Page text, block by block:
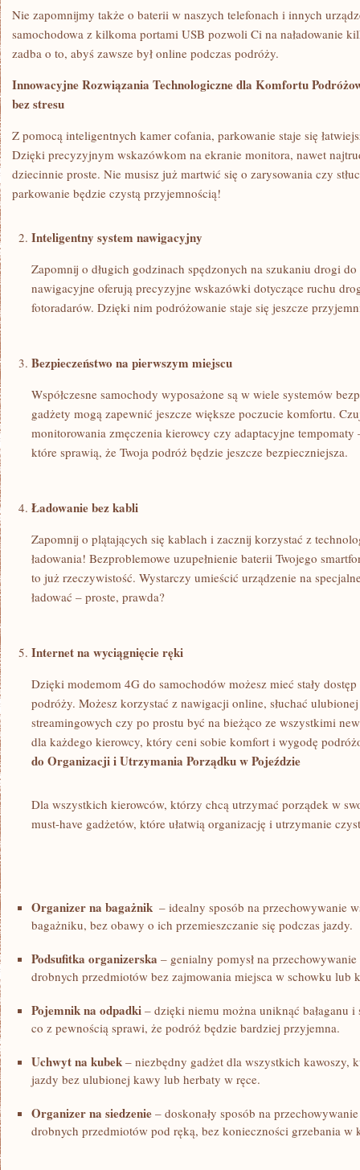
Nie zapomnijmy także ‌o baterii w naszych⁢ telefonach i innych
samochodowa z kilkoma ⁢portami USB pozwoli Ci na naładowanie
zadba o to, abyś zawsze był online podczas podróży.
Innowacyjne Rozwiązania Technologiczne dla Komfortu
bez stresu
Z pomocą inteligentnych kamer cofania, parkowanie staje się
Dzięki precyzyjnym wskazówkom na ​ekranie monitora, nawet
dziecinnie⁣ proste.‌ Nie musisz już martwić ⁤się o zarysowania czy
‍parkowanie będzie czystą przyjemnością!
Inteligentny system nawigacyjny
Zapomnij o ​długich godzinach spędzonych na szukaniu drogi
nawigacyjne oferują precyzyjne wskazówki dotyczące​ ruchu
fotoradarów. Dzięki nim podróżowanie⁣ staje się jeszcze
Bezpieczeństwo na pierwszym miejscu
Współczesne ​samochody wyposażone są w wiele systemów
‌gadżety mogą zapewnić jeszcze większe poczucie komfortu.
monitorowania zmęczenia kierowcy czy adaptacyjne
które sprawią, że Twoja podróż będzie ​jeszcze bezpieczniejsza.
Ładowanie bez kabli
Zapomnij o plątających się kablach‌ i zacznij korzystać z​
ładowania!⁣ Bezproblemowe uzupełnienie baterii Twojego
to już rzeczywistość. Wystarczy umieścić urządzenie na
ładować – proste, prawda?
Internet na wyciągnięcie ręki
Dzięki modemom 4G do samochodów możesz mieć stały
podróży. Możesz korzystać z nawigacji online, słuchać
streamingowych ⁤czy po prostu być na bieżąco ze wszystkimi
dla każdego kierowcy, który ceni sobie ⁣komfort i wygodę
do Organizacji⁣ i Utrzymania Porządku‍ w​ Pojeździe
Dla wszystkich⁤ kierowców, którzy chcą utrzymać porządek w
must-have‌ gadżetów, ‍które ułatwią organizację i utrzymanie
Organizer na bagażnik – ‍idealny sposób na przechowywanie
bagażniku, bez obawy o‍ ich przemieszczanie się ⁣podczas ⁣jazdy.
Podsufitka organizerska – genialny pomysł na
drobnych przedmiotów bez zajmowania miejsca w schowku lub
Pojemnik na odpadki – dzięki niemu można uniknąć bałaganu i
co z pewnością sprawi, że podróż będzie bardziej przyjemna.
Uchwyt na kubek – niezbędny gadżet⁤ dla wszystkich kawoszy,
jazdy bez ulubionej kawy‌ lub herbaty w ręce.
Organizer na siedzenie – doskonały sposób na
drobnych przedmiotów​ pod ręką, bez konieczności grzebania w